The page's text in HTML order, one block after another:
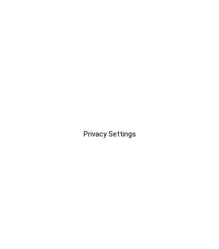
Privacy Settings